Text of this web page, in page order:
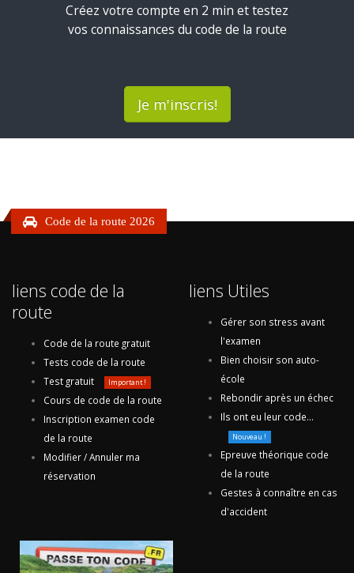
Créez votre compte en 2 min et testez
vos connaissances du code de la route
Je m'inscris!
Code de la route 2026
liens code de la
route
Code de la route gratuit
Tests code de la route
Test gratuit
Important !
Cours de code de la route
Inscription examen code
de la route
Modifier / Annuler ma
réservation
liens Utiles
Gérer son stress avant
l'examen
Bien choisir son auto-
école
Rebondir après un échec
Ils ont eu leur code...
Nouveau !
Epreuve théorique code
de la route
Gestes à connaître en cas
d'accident